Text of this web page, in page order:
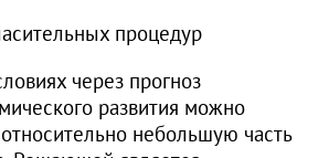
процедур
через прогноз
развития можно
небольшую часть